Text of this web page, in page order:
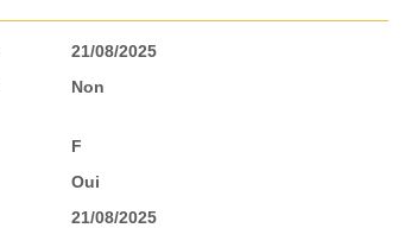
21/08/2025
Non
F
Oui
21/08/2025